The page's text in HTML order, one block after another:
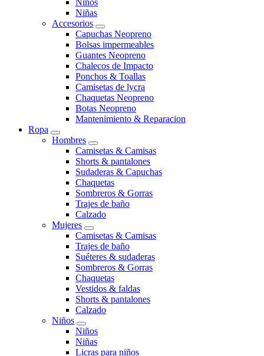
Niños
Niñas
Accesorios
Capuchas Neopreno
Bolsas impermeables
Guantes Neopreno
Chalecos de Impacto
Ponchos & Toallas
Camisetas de lycra
Chaquetas Neopreno
Botas Neopreno
Mantenimiento & Reparacion
Ropa
Hombres
Camisetas & Camisas
Shorts & pantalones
Sudaderas & Capuchas
Chaquetas
Sombreros & Gorras
Trajes de baño
Calzado
Mujeres
Camisetas & Camisas
Trajes de baño
Suéteres & sudaderas
Sombreros & Gorras
Chaquetas
Vestidos & faldas
Shorts & pantalones
Calzado
Niños
Niños
Niñas
Licras para niños